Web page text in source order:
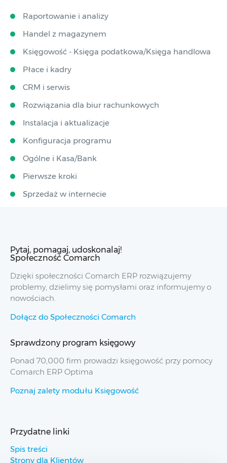
Raportowanie i analizy
Handel z magazynem
Księgowość - Księga podatkowa/Księga handlowa
Płace i kadry
CRM i serwis
Rozwiązania dla biur rachunkowych
Instalacja i aktualizacje
Konfiguracja programu
Ogólne i Kasa/Bank
Pierwsze kroki
Sprzedaż w internecie
Pytaj, pomagaj, udoskonalaj!
Społeczność Comarch
Dzięki społeczności Comarch ERP rozwiązujemy
problemy, dzielimy się pomysłami oraz informujemy o
nowościach.
Dołącz do Społeczności Comarch
Sprawdzony program księgowy
Ponad 70,000 firm prowadzi księgowość przy pomocy
Comarch ERP Optima
Poznaj zalety modułu Księgowość
Przydatne linki
Spis treści
Strony dla Klientów